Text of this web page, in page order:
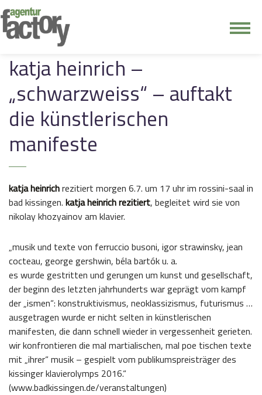
kontakt
katja heinrich –
„schwarzweiss“ – auftakt
die künstlerischen
manifeste
katja heinrichrezitiert morgen 6.7. um 17 uhr im rossini-saal in
bad kissingen. katja heinrich rezitiert, begleitet wird sie von
nikolay khozyainov am klavier.
„musik und texte von ferruccio busoni, igor strawinsky, jean
cocteau, george gershwin, béla bartók u. a.
es wurde gestritten und gerungen um kunst und gesellschaft,
der beginn des letzten jahrhunderts war geprägt vom kampf
der „ismen“: konstruktivismus, neoklassizismus, futurismus …
ausgetragen wurde er nicht selten in künstlerischen
manifesten, die dann schnell wieder in vergessenheit gerieten.
wir konfrontieren die mal martialischen, mal poe tischen texte
mit „ihrer“ musik – gespielt vom publikumspreisträger des
kissinger klavierolymps 2016.“
(www.badkissingen.de/veranstaltungen)